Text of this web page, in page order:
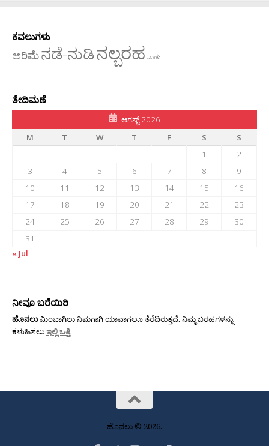
ಕವಲುಗಳು
ಅರಿಮೆನಡೆ-ನುಡಿನಲ್ಬರಹ ನಾಡು
ತೇದಿಮಣೆ
ಆಗಸ್ಟ್ 2026
M
T W T F S
S
1
2
3
4 5 6 7 8
9
10
11 12 13 14 15
16
17
18 19 20 21 22
23
24
25 26 27 28 29
30
31
« Jul
ನೀವೂ ಬರೆಯಿರಿ
ಹೊನಲುಮಿಂಬಾಗಿಲು ನಿಮಗಾಗಿ ಯಾವಾಗಲೂ ತೆರೆದಿರುತ್ತದೆ. ನಿಮ್ಮ ಬರಹಗಳನ್ನು
ಕಳುಹಿಸಲುಇಲ್ಲಿ ಒತ್ತಿ.
ಹೊನಲು © 2026.